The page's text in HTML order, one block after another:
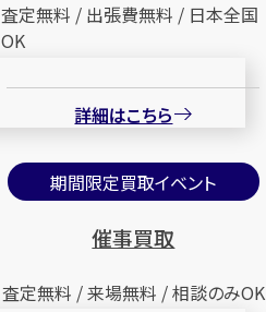
査定無料 / 出張費無料 / 日本全国
OK
詳細はこちら
期間限定買取イベント
催事買取
査定無料 / 来場無料 / 相談のみOK